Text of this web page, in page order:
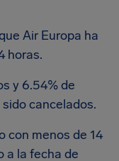
Air Europa ha
horas.
y 6.54% de
cancelados.
con menos de 14
a la fecha de